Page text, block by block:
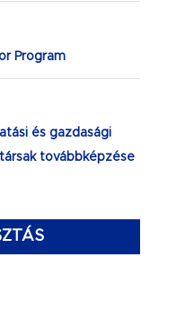
Program
és gazdasági
továbbképzése